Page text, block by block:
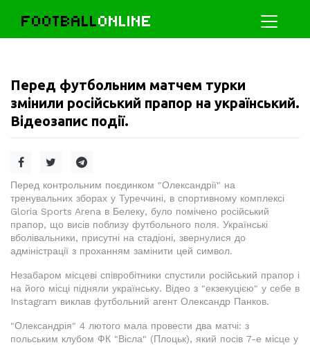
FOOTBALLONLINE
Перед футбольним матчем турки
змінили російський прапор на український.
Відеозапис події.
Перед контрольним поєдинком "Олександрії" на
тренувальних зборах у Туреччині, в спортивному комплексі
Gloria Sports Arena в Белеку, було помічено російський
прапор, що висів поблизу футбольного поля. Українські
вболівальники, присутні на стадіоні, звернулися до
адміністрації з проханням замінити цей символ.
Незабаром місцеві співробітники спустили російський прапор і
на його місці підняли українську. Відео з "екзекуцією" у себе в
Instagram виклав футбольний агент Олександр Панков.
"Олександрія" 4 лютого мала провести два матчі: з
польським клубом ФК "Вісла" (Плоцьк), який посів 7-е місце у